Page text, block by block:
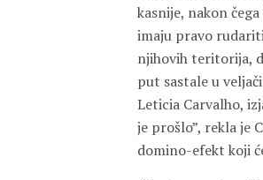
kasnije, nakon
imaju pravo
njihovih teritorija,
put sastale u
Leticia Carvalho,
je prošlo”, rekla je
domino-efekt koji